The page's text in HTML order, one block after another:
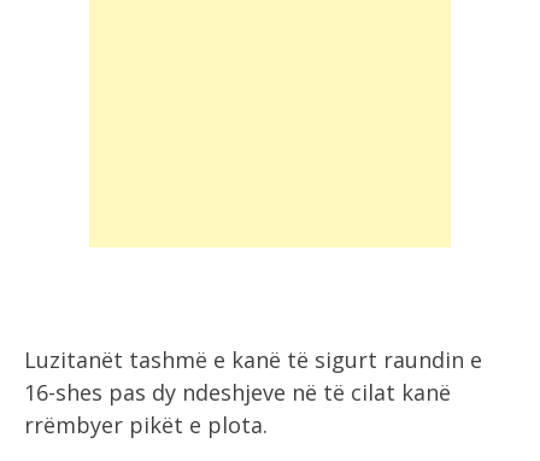
Luzitanët tashmë e kanë të sigurt raundin e
16-shes pas dy ndeshjeve në të cilat kanë
rrëmbyer pikët e plota.